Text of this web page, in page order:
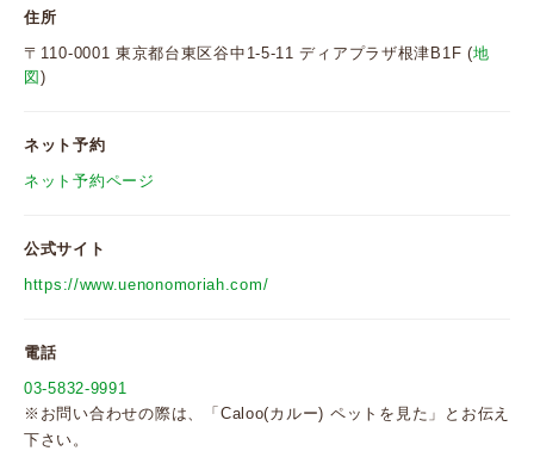
住所
〒110-0001 東京都台東区谷中1-5-11 ディアプラザ根津B1F (地
図 )
ネット予約
ネット予約ページ
公式サイト
https://www.uenonomoriah.com/
電話
03-5832-9991
※お問い合わせの際は、「Caloo(カルー) ペットを見た」とお伝え
下さい。